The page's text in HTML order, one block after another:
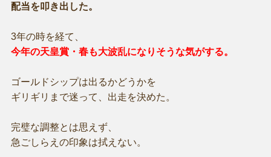
配当を叩き出した。
3年の時を経て、
今年の天皇賞・春も大波乱になりそうな気がする。
ゴールドシップは出るかどうかを
ギリギリまで迷って、出走を決めた。
完璧な調整とは思えず、
急ごしらえの印象は拭えない。